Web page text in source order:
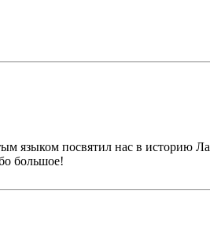
языком посвятил нас в историю
большое!